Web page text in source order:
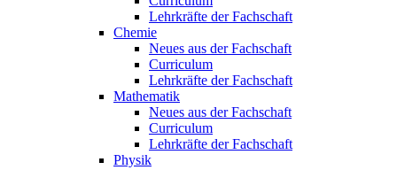
Lehrkräfte der Fachschaft
Chemie
Neues aus der Fachschaft
Curriculum
Lehrkräfte der Fachschaft
Mathematik
Neues aus der Fachschaft
Curriculum
Lehrkräfte der Fachschaft
Physik